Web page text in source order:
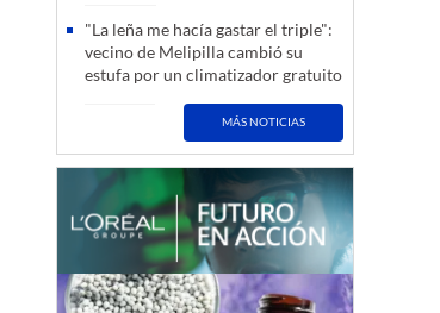
"La leña me hacía gastar el triple":
vecino de Melipilla cambió su
estufa por un climatizador gratuito
MÁS NOTICIAS